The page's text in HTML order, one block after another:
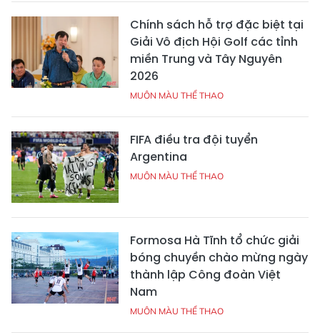
Chính sách hỗ trợ đặc biệt tại
Giải Vô địch Hội Golf các tỉnh
miền Trung và Tây Nguyên
2026
MUÔN MÀU THỂ THAO
FIFA điều tra đội tuyển
Argentina
MUÔN MÀU THỂ THAO
Formosa Hà Tĩnh tổ chức giải
bóng chuyền chào mừng ngày
thành lập Công đoàn Việt
Nam
MUÔN MÀU THỂ THAO